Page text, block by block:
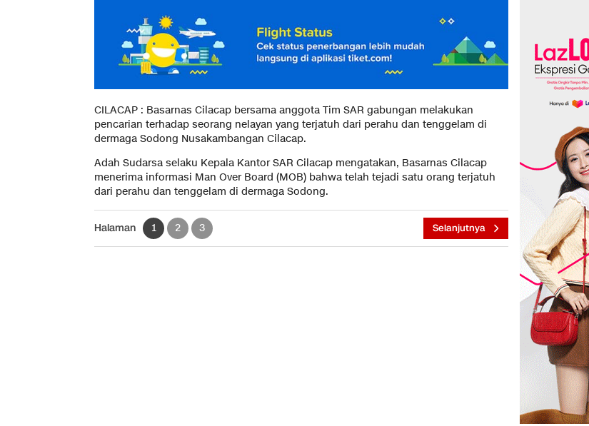
CILACAP : Basarnas Cilacap bersama anggota Tim SAR gabungan melakukan
pencarian terhadap seorang nelayan yang terjatuh dari perahu dan tenggelam di
dermaga Sodong Nusakambangan Cilacap.
Adah Sudarsa selaku Kepala Kantor SAR Cilacap mengatakan, Basarnas Cilacap
menerima informasi Man Over Board (MOB) bahwa telah tejadi satu orang terjatuh
dari perahu dan tenggelam di dermaga Sodong.
Halaman 1 2 3 Selanjutnya